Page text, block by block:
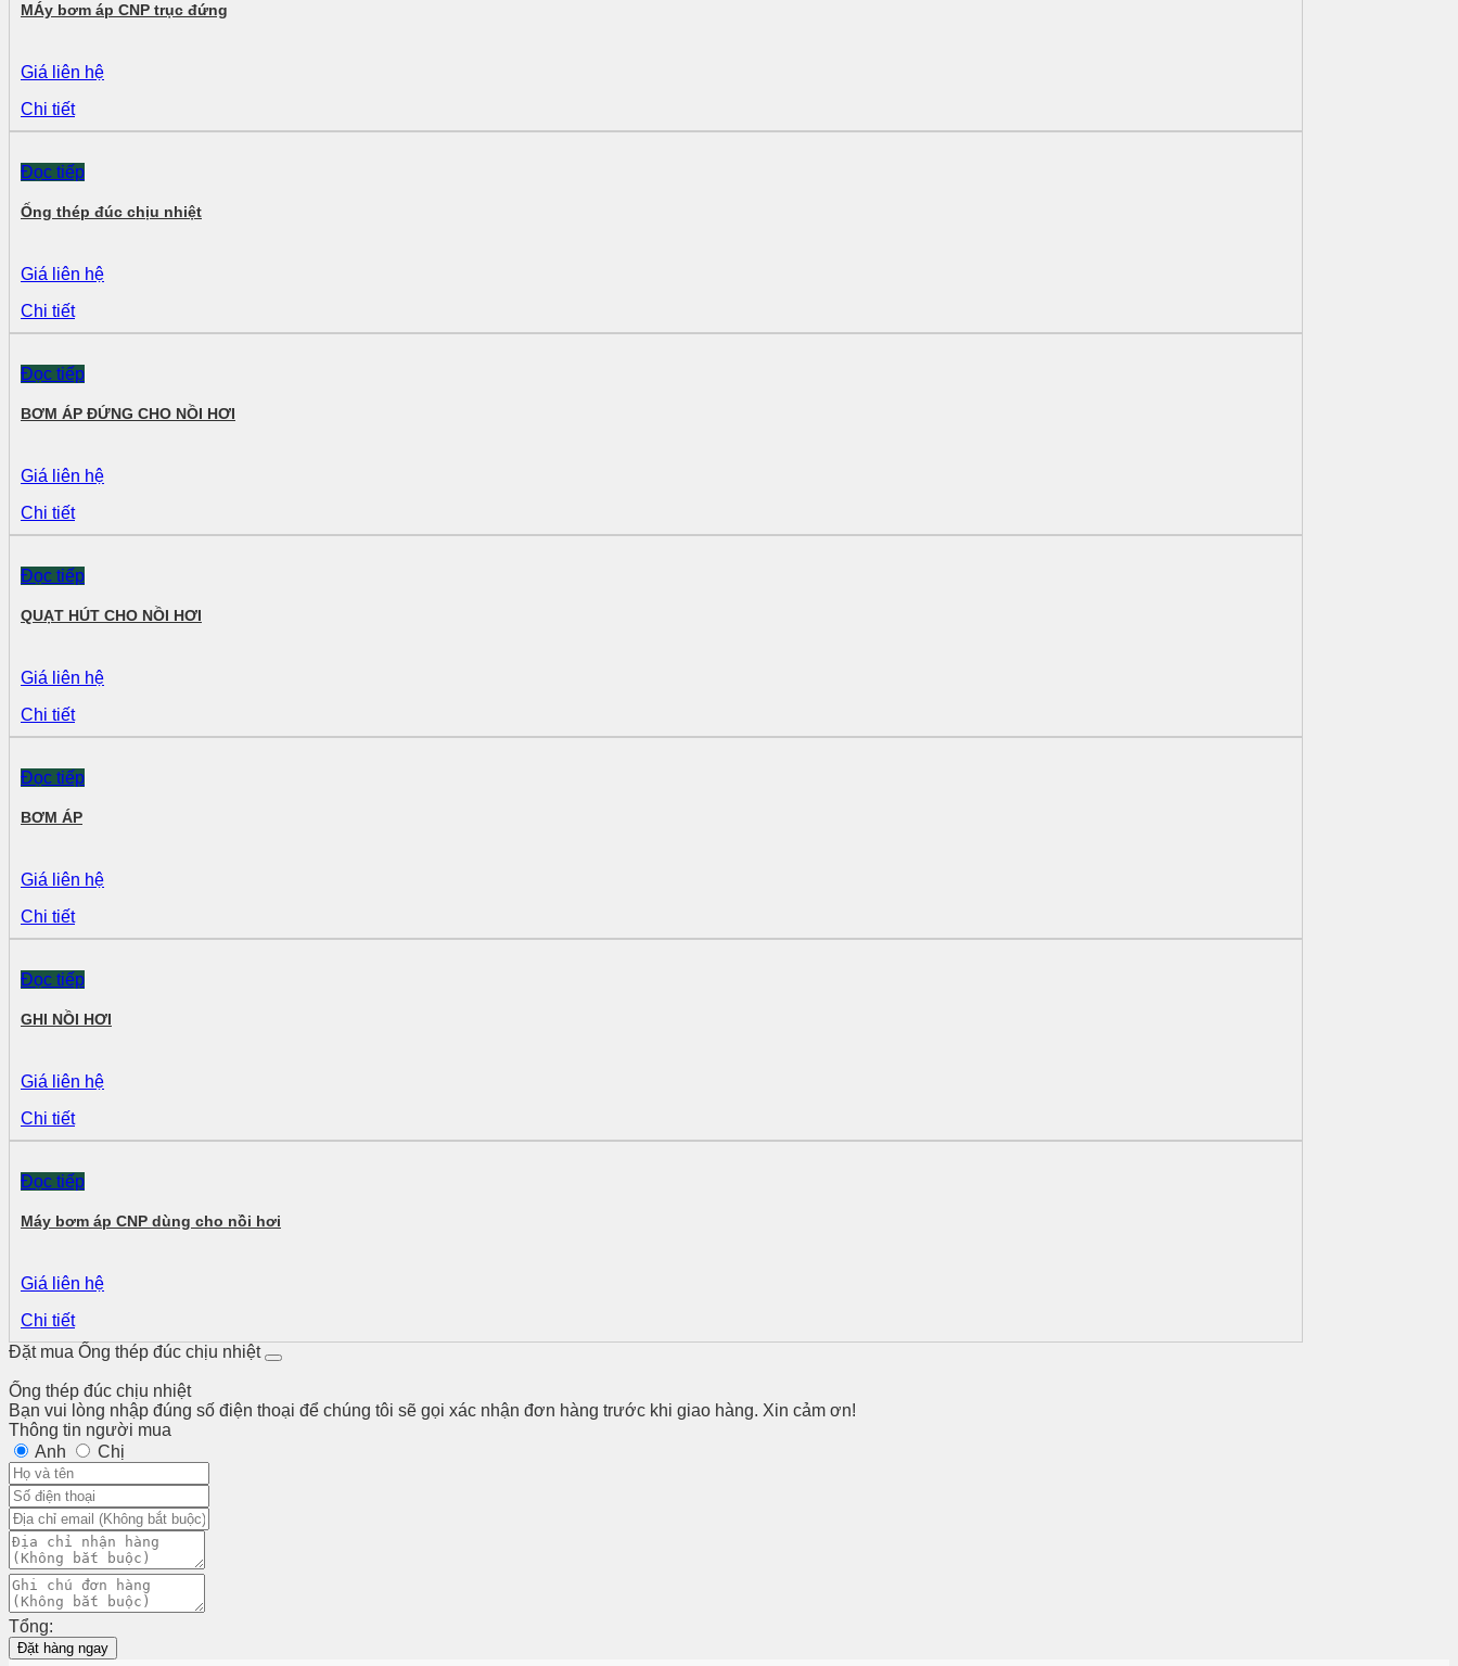
MÁy bơm áp CNP trục đứng
Giá liên hệ
Chi tiết
Đọc tiếp
Ống thép đúc chịu nhiệt
Giá liên hệ
Chi tiết
Đọc tiếp
BƠM ÁP ĐỨNG CHO NỒI HƠI
Giá liên hệ
Chi tiết
Đọc tiếp
QUẠT HÚT CHO NỒI HƠI
Giá liên hệ
Chi tiết
Đọc tiếp
BƠM ÁP
Giá liên hệ
Chi tiết
Đọc tiếp
GHI NỒI HƠI
Giá liên hệ
Chi tiết
Đọc tiếp
Máy bơm áp CNP dùng cho nồi hơi
Giá liên hệ
Chi tiết
Đặt mua Ống thép đúc chịu nhiệt
Ống thép đúc chịu nhiệt
Bạn vui lòng nhập đúng số điện thoại để chúng tôi sẽ gọi xác nhận đơn hàng trước khi giao hàng. Xin cảm ơn!
Thông tin người mua
Anh
Chị
Tổng:
Đặt hàng ngay